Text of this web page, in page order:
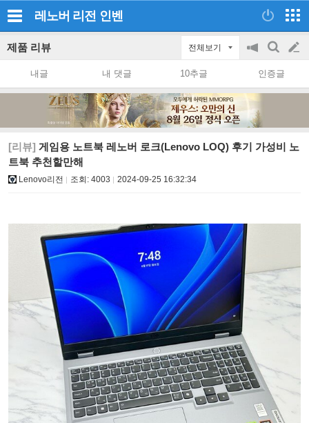
레노버 리전 인벤
제품 리뷰 전체보기
공
on/off
검
색
글
쓰
내글 내 댓글 10추글 인증글
[리뷰] 게임용 노트북 레노버 로크(Lenovo LOQ) 후기 가성비 노
트북 추천할만해
Lenovo리전 조회: 4003 2024-09-25 16:32:34